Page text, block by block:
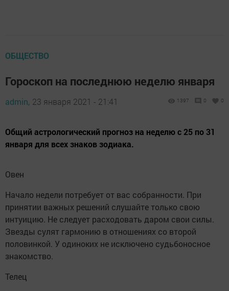
ОБЩЕСТВО
Гороскоп на последнюю неделю января
admin, 23 января 2021 - 21:41 1397 0 0
Общий астрологический прогноз на неделю с 25 по 31
января для всех знаков зодиака.
Овен
Начало недели потребует от вас собранности. При
принятии важных решений слушайте только свою
интуицию. Не следует расходовать даром свои силы.
Звезды сулят гармонию в отношениях со второй
половинкой. У одиноких не исключено судьбоносное
знакомство.
Телец